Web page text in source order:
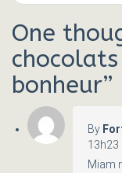
One
bonheur”
By
13h23
Miam